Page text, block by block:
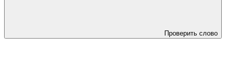
Проверить слово